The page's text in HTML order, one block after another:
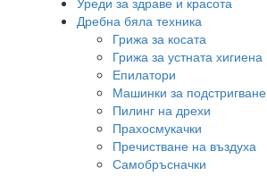
Дребна бяла техника
Грижа за косата
Грижа за устната хигиена
Епилатори
Машинки за подстригване
Пилинг на дрехи
Прахосмукачки
Пречистване на въздуха
Самобръсначки